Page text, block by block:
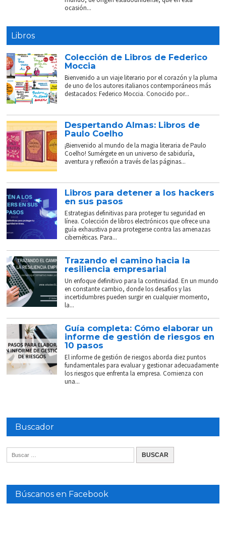
ocasión...
Libros
Colección de Libros de Federico
Moccia
Bienvenido a un viaje literario por el corazón y la pluma
de uno de los autores italianos contemporáneos más
destacados: Federico Moccia. Conocido por...
Despertando Almas: Libros de
Paulo Coelho
¡Bienvenido al mundo de la magia literaria de Paulo
Coelho! Sumérgete en un universo de sabiduría,
aventura y reflexión a través de las páginas...
Libros para detener a los hackers
en sus pasos
Estrategias definitivas para proteger tu seguridad en
línea. Colección de libros electrónicos que ofrece una
guía exhaustiva para protegerse contra las amenazas
cibernéticas. Para...
Trazando el camino hacia la
resiliencia empresarial
Un enfoque definitivo para la continuidad. En un mundo
en constante cambio, donde los desafíos y las
incertidumbres pueden surgir en cualquier momento,
la...
Guía completa: Cómo elaborar un
informe de gestión de riesgos en
10 pasos
El informe de gestión de riesgos aborda diez puntos
fundamentales para evaluar y gestionar adecuadamente
los riesgos que enfrenta la empresa. Comienza con
una...
Buscador
Búscanos en Facebook